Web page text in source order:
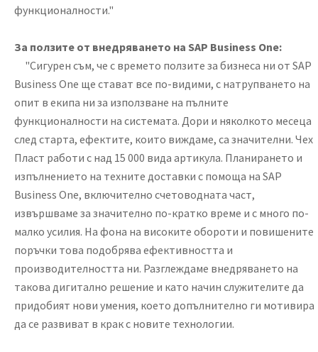
функционалности."
За ползите от внедряването на SAP Business One:
"Сигурен съм, че с времето ползите за бизнеса ни от SAP
Business One ще стават все по-видими, с натрупването на
опит в екипа ни за използване на пълните
функционалности на системата. Дори и няколкото месеца
след старта, ефектите, които виждаме, са значителни. Чех
Пласт работи с над 15 000 вида артикула. Планирането и
изпълнението на техните доставки с помоща на SAP
Business One, включително счетоводната част,
извършваме за значително по-кратко време и с много по-
малко усилия. На фона на високите обороти и повишените
поръчки това подобрява ефективността и
производителността ни. Разглеждаме внедряването на
такова дигитално решение и като начин служителите да
придобият нови умения, което допълнително ги мотивира
да се развиват в крак с новите технологии.